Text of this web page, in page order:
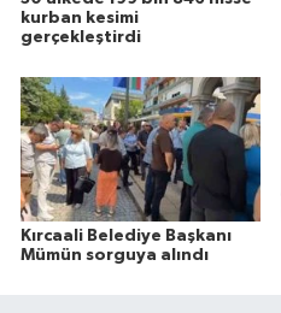
kurban kesimi
gerçekleştirdi
Kırcaali Belediye Başkanı
Mümün sorguya alındı